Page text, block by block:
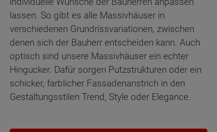
lassen. So gibt es alle Massivhäuser in
verschiedenen Grundrissvariationen, zwischen
denen sich der Bauherr entscheiden kann. Auch
optisch sind unsere Massivhäuser ein echter
Hingucker. Dafür sorgen Putzstrukturen oder ein
schicker, farblicher Fassadenanstrich in den
Gestaltungsstilen Trend, Style oder Elegance.